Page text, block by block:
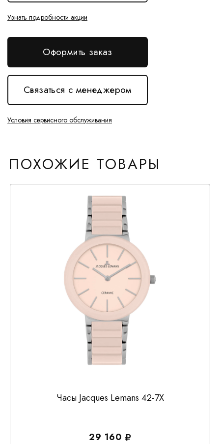
Узнать подробности акции
Оформить заказ
Связаться с менеджером
Условия сервисного обслуживания
ПОХОЖИЕ ТОВАРЫ
Часы Jacques Lemans 42-7X
29 160